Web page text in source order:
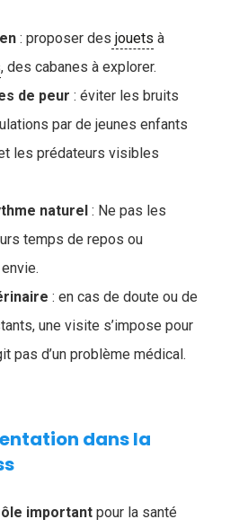
: proposer des jouets à
, des cabanes à explorer.
de peur : éviter les bruits
par de jeunes enfants
les prédateurs visibles
naturel : Ne pas les
temps de repos ou
: en cas de doute ou de
une visite s’impose pour
pas d’un problème médical.
dans la
important pour la santé